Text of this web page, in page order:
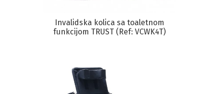
Invalidska kolica sa toaletnom
funkcijom TRUST (Ref: VCWK4T)